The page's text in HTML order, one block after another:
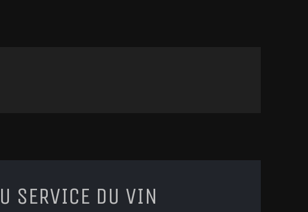
SERVICE DU VIN